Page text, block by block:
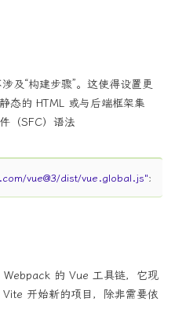
及“构建步骤”。这使得设置更
态的 HTML 或与后端框架集
（SFC）语法
vue@3/dist/vue.global.js">
的 Vue 工具链，它现
开始新的项目，除非需要依